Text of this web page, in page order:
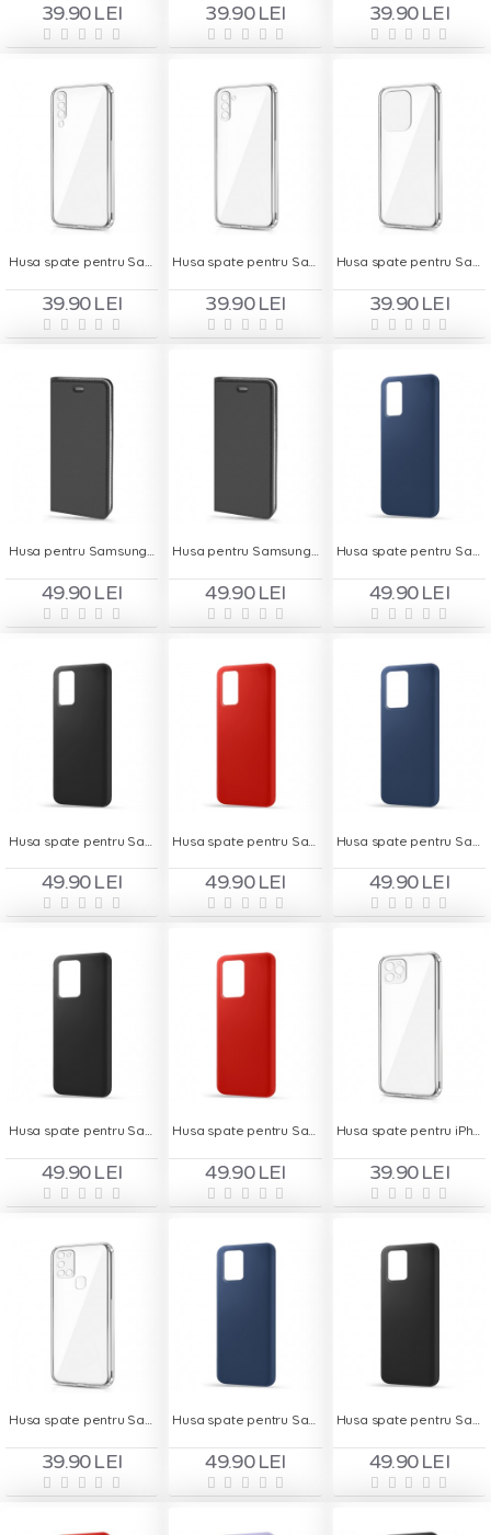
39.90 LEI 39.90 LEI 39.90 LEI
Husa spate pentru Samsung Galaxy A70 - Protect+
39.90 LEI
Husa spate pentru Samsung Galaxy Note 10 - Protect+
39.90 LEI
Husa spate pentru Samsung Galaxy S20 Ultra - Protect+
39.90 LEI
Husa pentru Samsung J6 2018 - Carte X-Power Negru
49.90 LEI
Husa pentru Samsung J6+ 2018 - Carte X-Power Negru
49.90 LEI
Husa spate pentru Samsung S20 - Silicon Line Albastru
49.90 LEI
49.90 LEI 49.90 LEI 49.90 LEI
Husa spate pentru Samsung S20 Ultra - Silicon Line Negru
49.90 LEI
Husa spate pentru Samsung S20 Ultra - Silicon Line Rosu
49.90 LEI
Husa spate pentru iPhone 12 Pro - Protect
39.90 LEI
Husa spate pentru Samsung Galaxy A21s - Protect+
39.90 LEI
Husa spate pentru Samsung S10 Lite - Silicon Line Albastru
49.90 LEI
Husa spate pentru Samsung S10 Lite - Silicon Line Negru
49.90 LEI